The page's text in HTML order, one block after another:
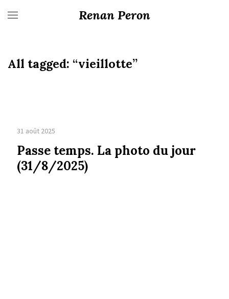
Renan Peron
All tagged: “vieillotte”
31 août 2025
Passe temps. La photo du jour
(31/8/2025)